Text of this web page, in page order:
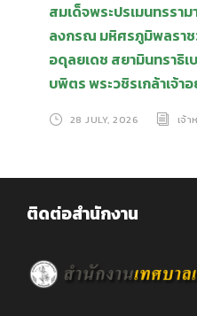
สมเด็จพระปรเมนทรรา
ลงกรณ มหิศรภูมิพลรา
อดุลยเดช สยามินทราธิเ
บพิตร พระวชิรเกล้าเจ้า
28 JULY, 2026 เจ้
ติดต่อสำนักงาน